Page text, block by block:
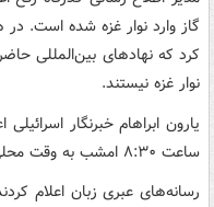
گاز وارد نوار غزه شده است.
کرد که نهادهای بین‌المللی
نوار غزه نیستند.
یارون ابراهام خبرنگار
ساعت ۸:۳۰ امشب به وقت محلی تشکیل جلسه خواهد داد.
رسانه‌های عبری زبان اعلام